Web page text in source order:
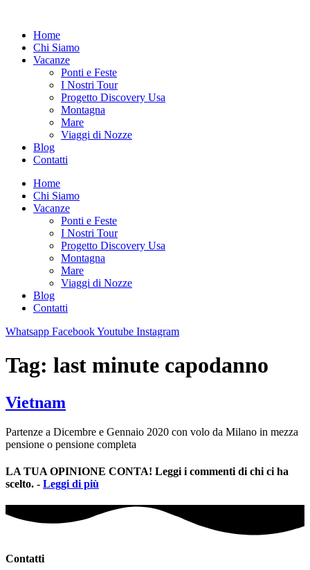
contenutoHome
Chi Siamo
Vacanze
Ponti e Feste
I Nostri Tour
Progetto Discovery Usa
Montagna
Mare
Viaggi di Nozze
Blog
Contatti
Home
Chi Siamo
Vacanze
Ponti e Feste
I Nostri Tour
Progetto Discovery Usa
Montagna
Mare
Viaggi di Nozze
Blog
Contatti
Whatsapp FacebookYoutube Instagram
Tag: last minute capodanno
Vietnam
Partenze a Dicembre e Gennaio 2020 con volo da Milano in mezza
pensione o pensione completa
LA TUA OPINIONE CONTA! Leggi i commenti di chi ci ha
scelto. - Leggi di più
Contatti